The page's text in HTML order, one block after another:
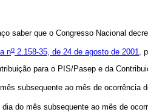
saber que o Congresso Nacional
no 2.158-35, de 24 de agosto de 2001,
para o PIS/Pasep e da
subsequente ao mês de ocorrência
do mês subsequente ao mês de